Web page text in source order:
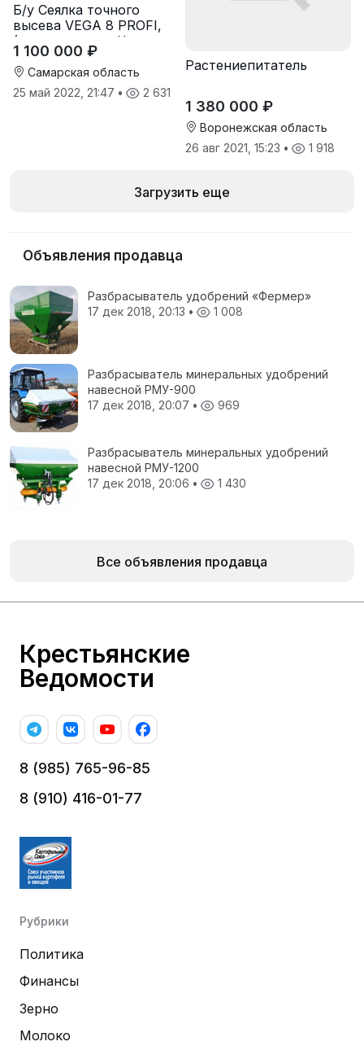
Б/у Сеялка точного
высева VEGA 8 PROFI,
(производство Червона
Зирка), 2016 г, в
отличном состоянии
1 100 000 ₽
Самарская область
25 май 2022, 21:47 • 2 631
Растениепитатель
1 380 000 ₽
Воронежская область
26 авг 2021, 15:23 • 1 918
Загрузить еще
Объявления продавца
Разбрасыватель удобрений «Фермер»
17 дек 2018, 20:13 • 1 008
Разбрасыватель минеральных удобрений
навесной РМУ-900
17 дек 2018, 20:07 • 969
Разбрасыватель минеральных удобрений
навесной РМУ-1200
17 дек 2018, 20:06 • 1 430
Все объявления продавца
Крестьянские
Ведомости
8 (985) 765-96-85
8 (910) 416-01-77
Рубрики
Политика
Финансы
Зерно
Молоко